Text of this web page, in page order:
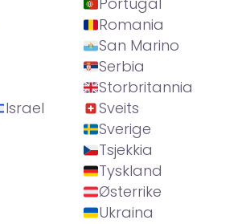
Israel
Romania
San Marino
Serbia
Storbritannia
Sveits
Sverige
Tsjekkia
Tyskland
Østerrike
Ukraina